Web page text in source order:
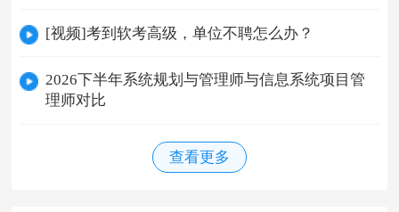
[视频]考到软考高级，单位不聘怎么办？
2026下半年系统规划与管理师与信息系统项目管
理师对比
查看更多